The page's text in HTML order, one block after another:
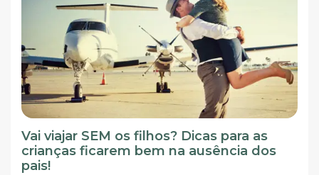
Vai viajar SEM os filhos? Dicas para as
crianças ficarem bem na ausência dos
pais!